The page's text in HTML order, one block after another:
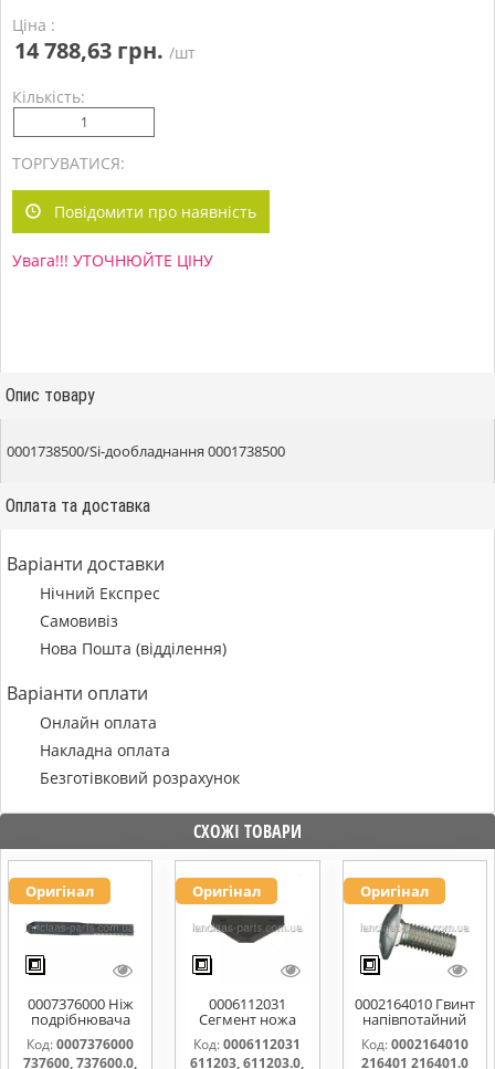
Ціна :
14 788,63 грн. /шт
Кількість:
ТОРГУВАТИСЯ:
Повідомити про наявність
Увага!!! УТОЧНЮЙТЕ ЦІНУ
Опис товару
0001738500/Si-дообладнання 0001738500
Оплата та доставка
Варіанти доставки
Нічний Експрес
Самовивіз
Нова Пошта (відділення)
Варіанти оплати
Онлайн оплата
Накладна оплата
Безготівковий розрахунок
СХОЖІ ТОВАРИ
Оригінал
0007376000 Ніж
подрібнювача
соломи,рухомий
737600, 737600.0,
Код:0007376000
737600, 737600.0,
Оригінал
0006112031
Сегмент ножа
жатки 611203,
611203.0,
Код: 0006112031
611203, 611203.0,
Оригінал
0002164010 Гвинт
напівпотайний
М10х25х20
216401 216401.0
Код:0002164010
216401 216401.0